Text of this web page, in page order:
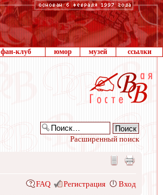
фан-клуб юмор музей ссылки
Расширенный поиск
FAQ Регистрация Вход